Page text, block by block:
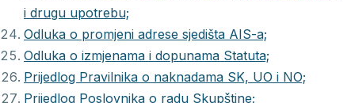
i drugu upotrebu;
Odluka o promjeni adrese sjedišta AIS-a;
Odluka o izmjenama i dopunama Statuta;
Prijedlog Pravilnika o naknadama SK, UO i NO;
Prijedlog Poslovnika o radu Skupštine;